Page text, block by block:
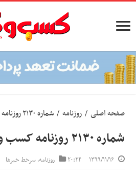
صفحه اصلی / روزنامه / شماره ۲۱۳۰ روزنامه کسب و کار
شماره ۲۱۳۰ روزنامه کسب و کار
۱۳۹۹/۱۱/۱۶ ۲۰:۲۴ روزنامه,سرخط خبرها